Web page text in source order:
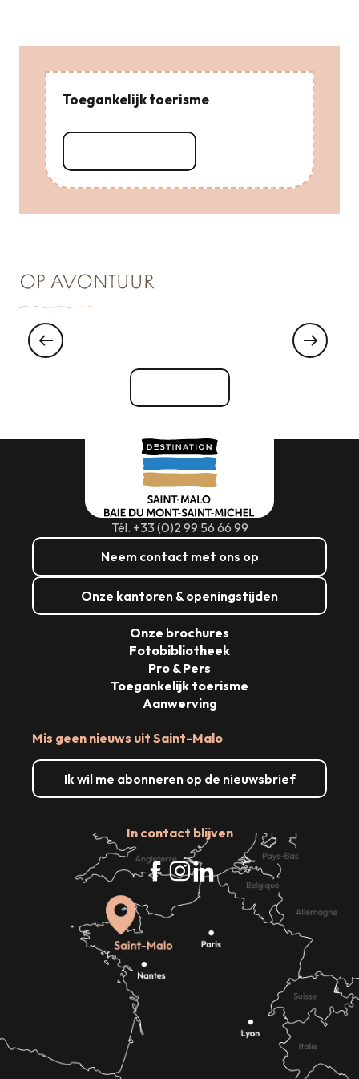
Toegankelijk toerisme
OP AVONTUUR
Natuurklompjes uit het wild juwelenkistje
Tél. +33 (0)2 99 56 66 99
Neem contact met ons op
Onze kantoren & openingstijden
Mis geen nieuws uit Saint-Malo
Ik wil me abonneren op de nieuwsbrief
In contact blijven
Onze brochures
Fotobibliotheek
Pro & Pers
Toegankelijk toerisme
Aanwerving